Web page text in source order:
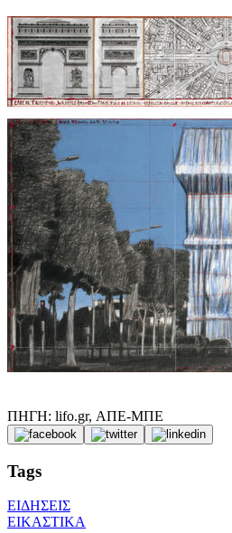
ΠΗΓΗ: lifo.gr, ΑΠΕ-ΜΠΕ
Tags
ΕΙΔΗΣΕΙΣ
ΕΙΚΑΣΤΙΚΑ